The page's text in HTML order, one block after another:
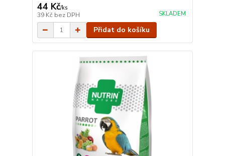
44 Kč/ks
39 Kč bez DPH SKLADEM
Přidat do košíku